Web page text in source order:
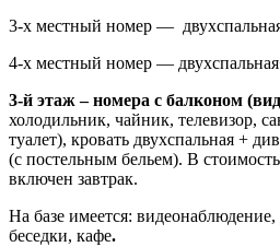
3-х местный номер —
4-х местный номер —
3-й этаж – номера с балконом
холодильник, чайник, телевизор,
туалет), кровать двухспальная +
(с постельным бельем). В
включен завтрак.
На базе имеется: видеонаблюдение,
беседки, кафе.